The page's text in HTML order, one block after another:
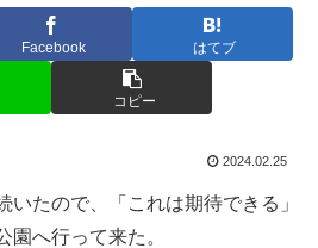
Facebook はてブ
コピー
2024.02.25
たので、「これは期待できる」
園へ行って来た。